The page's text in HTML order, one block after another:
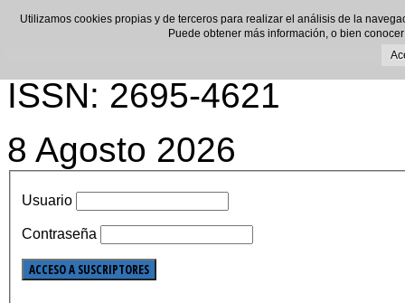
ISSN: 2695-4621
8 Agosto 2026
Usuario
Contraseña
Utilizamos cookies propias y de terceros para realizar el análisis de la
Puede obtener más información, o bien